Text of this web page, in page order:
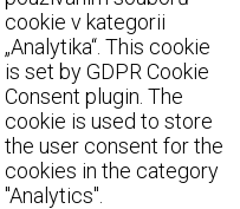
cookie v kategorii
„Analytika“. This cookie
is set by GDPR Cookie
Consent plugin. The
cookie is used to store
the user consent for the
cookies in the category
"Analytics".